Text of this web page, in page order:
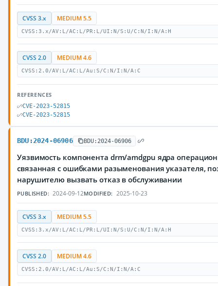
CVSS 3.x MEDIUM 5.5
CVSS:3.x/AV:L/AC:L/PR:L/UI:N/S:U/C:N/I:N/A:H
CVSS 2.0 MEDIUM 4.6
CVSS:2.0/AV:L/AC:L/Au:S/C:N/I:N/A:C
REFERENCES
CVE-2023-52815
CVE-2023-52815
BDU:2024-06906 BDU:2024-06906
Уязвимость компонента drm/amdgpu ядра
связанная с ошибками разыменования указателя,
нарушителю вызвать отказ в обслуживании
PUBLISHED: 2024-09-12MODIFIED: 2025-10-23
CVSS 3.x MEDIUM 5.5
CVSS:3.x/AV:L/AC:L/PR:L/UI:N/S:U/C:N/I:N/A:H
CVSS 2.0 MEDIUM 4.6
CVSS:2.0/AV:L/AC:L/Au:S/C:N/I:N/A:C